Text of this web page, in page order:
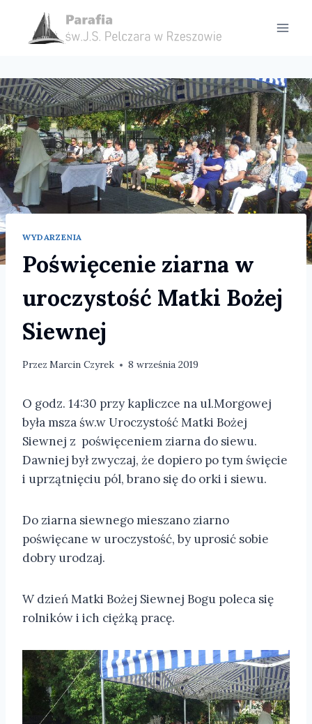
treści
WYDARZENIA
Poświęcenie ziarna w
uroczystość Matki Bożej
Siewnej
Przez Marcin Czyrek 8 września 2019
O godz. 14:30 przy kapliczce na ul.Morgowej
była msza św.w Uroczystość Matki Bożej
Siewnej z poświęceniem ziarna do siewu.
Dawniej był zwyczaj, że dopiero po tym święcie
i uprzątnięciu pól, brano się do orki i siewu.
Do ziarna siewnego mieszano ziarno
poświęcane w uroczystość, by uprosić sobie
dobry urodzaj.
W dzień Matki Bożej Siewnej Bogu poleca się
rolników i ich ciężką pracę.